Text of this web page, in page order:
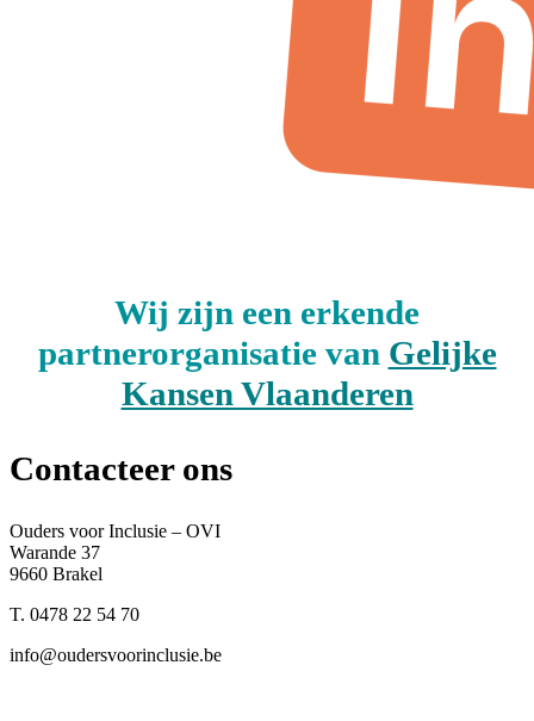
Wij zijn een erkende
partnerorganisatie van Gelijke
Kansen Vlaanderen
Contacteer ons
Ouders voor Inclusie – OVI
Warande 37
9660 Brakel
T. 0478 22 54 70
info@oudersvoorinclusie.be